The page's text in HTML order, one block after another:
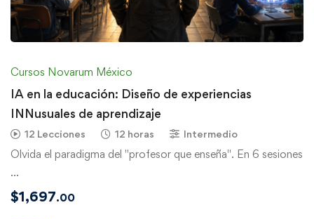
Cursos Novarum México
IA en la educación: Diseño de experiencias
INNusuales de aprendizaje
12 Lecciones 12 horas Intermedio
Olvida el paradigma del "profesor que enseña". En 6 sesiones
…
$1,697.00